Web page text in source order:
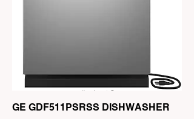
GE GDF511PSRSS DISHWASHER